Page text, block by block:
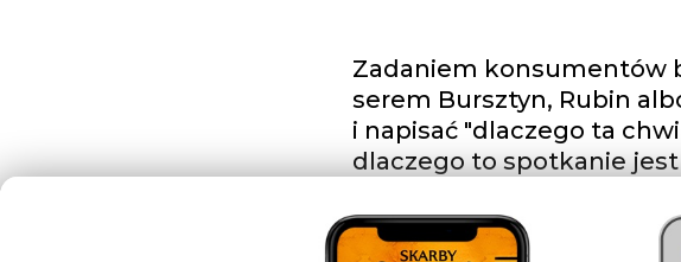
Zadaniem konsumentów
serem Bursztyn, Rubin
i napisać "dlaczego ta
dlaczego to spotkanie